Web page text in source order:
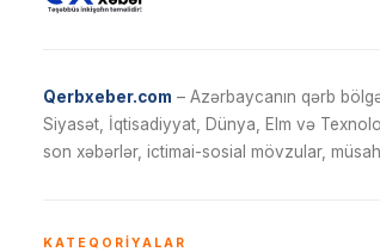
Qerbxeber.com – Azərbaycanın qərb
Siyasət, İqtisadiyyat, Dünya, Elm və
son xəbərlər, ictimai-sosial mövzular,
KATEQORIYALAR